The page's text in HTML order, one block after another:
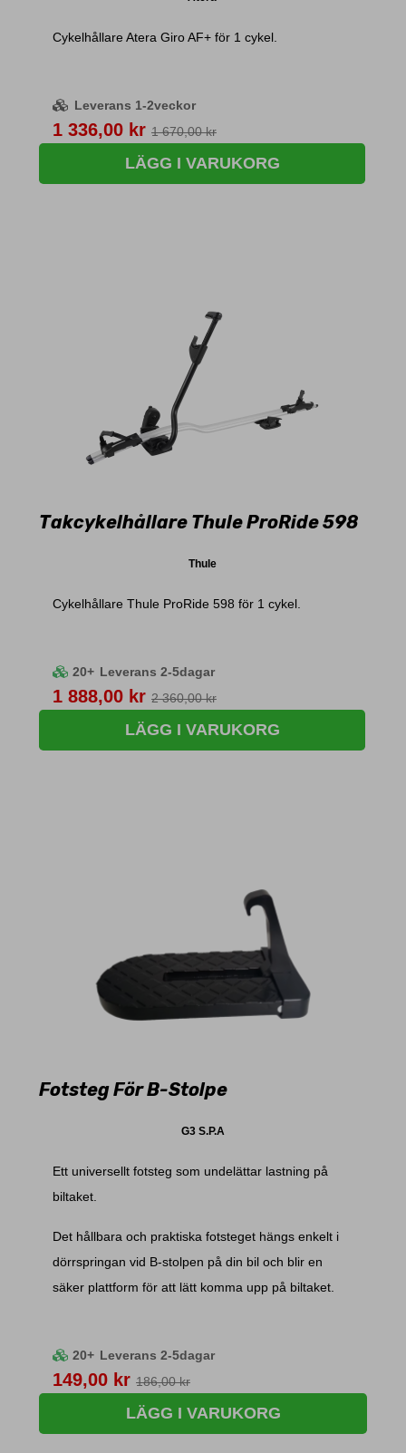
Cykelhållare Atera Giro AF+ för 1 cykel.
Leverans 1-2veckor
Pris
1 336,00 kr 1 670,00 kr
LÄGG I VARUKORG
Takcykelhållare Thule ProRide 598
Thule
Cykelhållare Thule ProRide 598 för 1 cykel.
20+ Leverans 2-5dagar
Pris
1 888,00 kr 2 360,00 kr
LÄGG I VARUKORG
Fotsteg För B-Stolpe
G3 S.P.A
Ett universellt fotsteg som undelättar lastning på
biltaket.
Det hållbara och praktiska fotsteget hängs enkelt i
dörrspringan vid B-stolpen på din bil och blir en
säker plattform för att lätt komma upp på biltaket.
20+ Leverans 2-5dagar
Pris
149,00 kr 186,00 kr
LÄGG I VARUKORG